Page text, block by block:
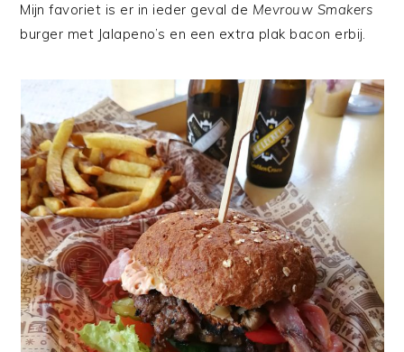
Mijn favoriet is er in ieder geval de Mevrouw Smakers
burger met Jalapeno’s en een extra plak bacon erbij.